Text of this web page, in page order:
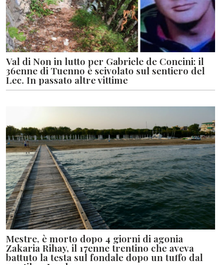
Val di Non in lutto per Gabriele de Concini: il
36enne di Tuenno è scivolato sul sentiero del
Lec. In passato altre vittime
Mestre, è morto dopo 4 giorni di agonia
Zakaria Rihay, il 17enne trentino che aveva
battuto la testa sul fondale dopo un tuffo dal